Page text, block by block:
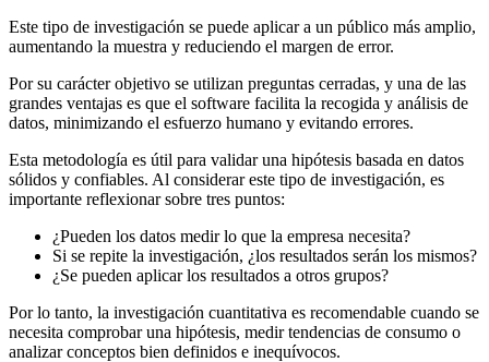
Este tipo de investigación se puede aplicar a un público más amplio,
aumentando la muestra y reduciendo el margen de error.
Por su carácter objetivo se utilizan preguntas cerradas, y una de las
grandes ventajas es que el software facilita la recogida y análisis de
datos, minimizando el esfuerzo humano y evitando errores.
Esta metodología es útil para validar una hipótesis basada en datos
sólidos y confiables. Al considerar este tipo de investigación, es
importante reflexionar sobre tres puntos:
¿Pueden los datos medir lo que la empresa necesita?
Si se repite la investigación, ¿los resultados serán los mismos?
¿Se pueden aplicar los resultados a otros grupos?
Por lo tanto, la investigación cuantitativa es recomendable cuando se
necesita comprobar una hipótesis, medir tendencias de consumo o
analizar conceptos bien definidos e inequívocos.